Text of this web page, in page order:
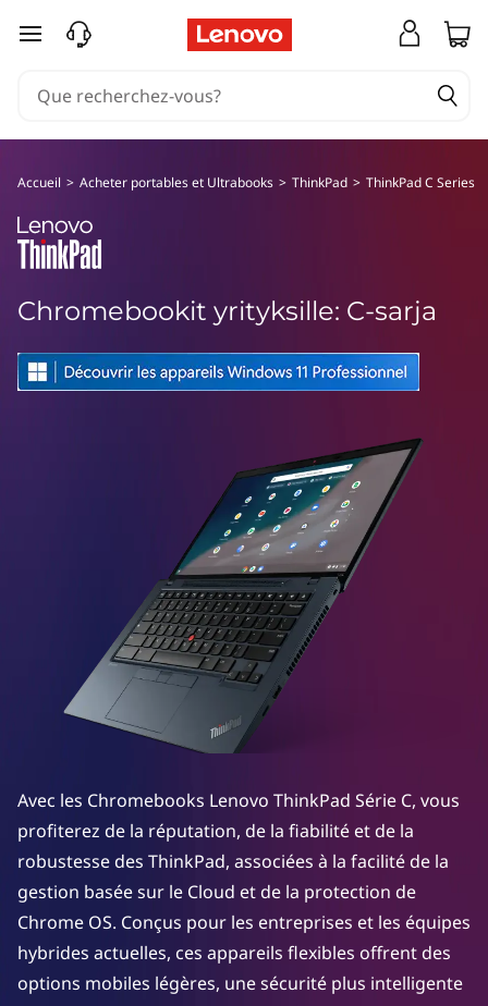
T
k
P
a
d
C
o
m
e
passer au contenu principal
Accueil > Acheter portables et Ultrabooks > ThinkPad > ThinkPad C Series
Chromebookit yrityksille: C-sarja
Avec les Chromebooks Lenovo ThinkPad Série C, vous
profiterez de la réputation, de la fiabilité et de la
robustesse des ThinkPad, associées à la facilité de la
gestion basée sur le Cloud et de la protection de
Chrome OS. Conçus pour les entreprises et les équipes
hybrides actuelles, ces appareils flexibles offrent des
options mobiles légères, une sécurité plus intelligente